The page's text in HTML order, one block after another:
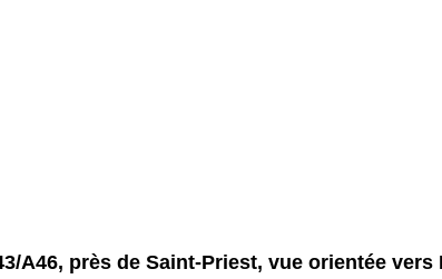
A46, près de Saint-Priest, vue orientée vers